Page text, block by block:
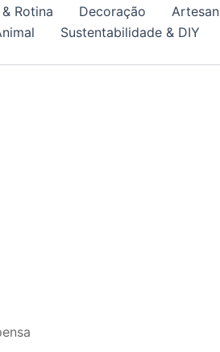
Rotina Decoração
Sustentabilidade & DIY